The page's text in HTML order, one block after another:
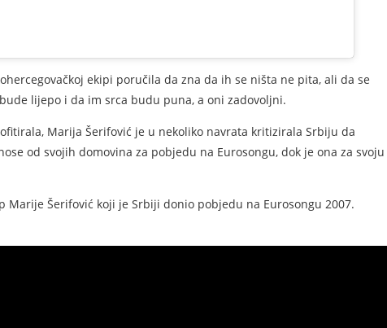
ekipi poručila da zna da ih se ništa ne pita, ali da se
lijepo i da im srca budu puna, a oni zadovoljni.
Marija Šerifović je u nekoliko navrata kritizirala Srbiju da
od svojih domovina za pobjedu na Eurosongu, dok je ona za svoju
Marije Šerifović koji je Srbiji donio pobjedu na Eurosongu 2007.